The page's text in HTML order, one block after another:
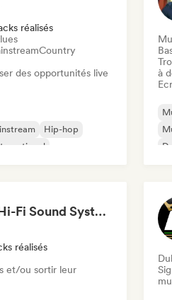
réalisés
Country
des opportunités live
Hip-hop
à
King Hi-Fi Sound System / Pure Niceness Records
réalisés
et/ou sortir leur